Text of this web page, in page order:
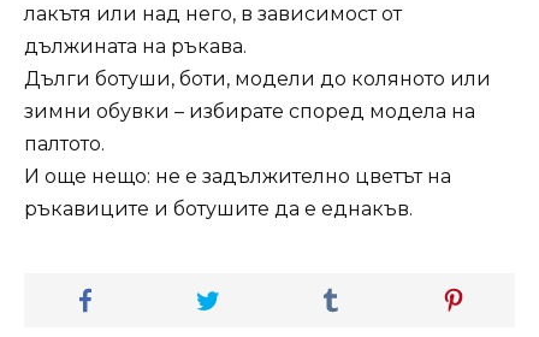
лакътя или над него, в зависимост от
дължината на ръкава.
Дълги ботуши, боти, модели до коляното или
зимни обувки – избирате според модела на
палтото.
И още нещо: не е задължително цветът на
ръкавиците и ботушите да е еднакъв.